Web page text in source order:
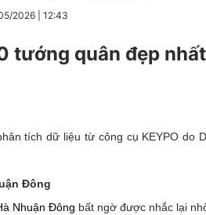
tin báo chí
kiện Doanh nghiệp
2026 12:43
tướng quân đẹp
tích dữ liệu từ công cụ KEYPO do
Đông
Nhuận Đông bất ngờ được nhắc lại